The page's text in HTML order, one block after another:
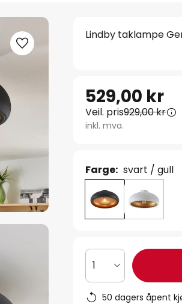
Lindby taklampe
529,00 kr
Veil. pris929,00 kr
inkl. mva.
Farge: svart / gull
1
50 dagers åpent